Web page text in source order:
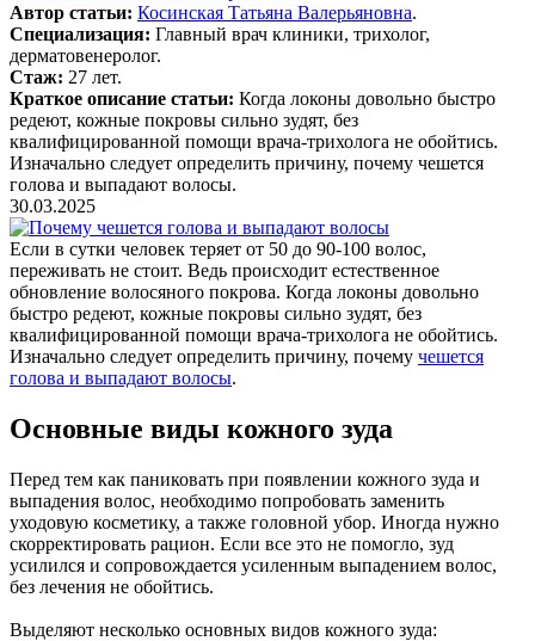
Автор статьи: Косинская Татьяна Валерьяновна.
Специализация: Главный врач клиники, трихолог,
дерматовенеролог.
Стаж: 27 лет.
Краткое описание статьи: Когда локоны довольно быстро
редеют, кожные покровы сильно зудят, без
квалифицированной помощи врача-трихолога не обойтись.
Изначально следует определить причину, почему чешется
голова и выпадают волосы.
30.03.2025
Если в сутки человек теряет от 50 до 90-100 волос,
переживать не стоит. Ведь происходит естественное
обновление волосяного покрова. Когда локоны довольно
быстро редеют, кожные покровы сильно зудят, без
квалифицированной помощи врача-трихолога не обойтись.
Изначально следует определить причину, почему чешется
голова и выпадают волосы.
Основные виды кожного зуда
Перед тем как паниковать при появлении кожного зуда и
выпадения волос, необходимо попробовать заменить
уходовую косметику, а также головной убор. Иногда нужно
скорректировать рацион. Если все это не помогло, зуд
усилился и сопровождается усиленным выпадением волос,
без лечения не обойтись.
Выделяют несколько основных видов кожного зуда: